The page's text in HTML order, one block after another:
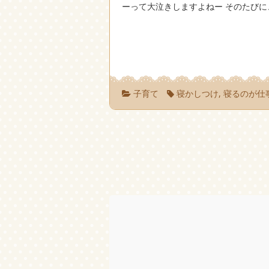
ーって大泣きしますよねー そのた
子育て 寝かしつけ,寝るのが仕